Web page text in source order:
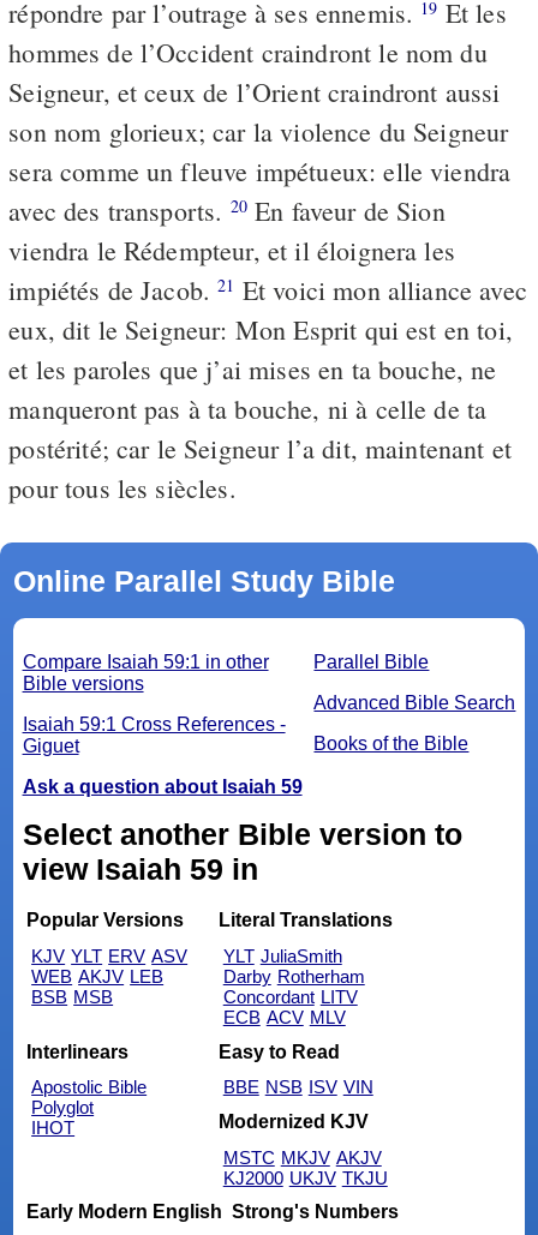
répondre par l’outrage à ses ennemis. 19 Et les
hommes de l’Occident craindront le nom du
Seigneur, et ceux de l’Orient craindront aussi
son nom glorieux; car la violence du Seigneur
sera comme un fleuve impétueux: elle viendra
avec des transports. 20En faveur de Sion
viendra le Rédempteur, et il éloignera les
impiétés de Jacob.21 Et voici mon alliance avec
eux, dit le Seigneur: Mon Esprit qui est en toi,
et les paroles que j’ai mises en ta bouche, ne
manqueront pas à ta bouche, ni à celle de ta
postérité; car le Seigneur l’a dit, maintenant et
pour tous les siècles.
Online Parallel Study Bible
Parallel Bible
Advanced Bible Search
Books of the Bible
Compare Isaiah 59:1 in other
Bible versions
Isaiah 59:1 Cross References -
Giguet
Ask a question about Isaiah 59
Select another Bible version to
view Isaiah 59 in
Popular Versions
KJV YLT ERV ASV
WEB AKJV LEB
BSB MSB
Literal Translations
YLT JuliaSmith
Darby Rotherham
Concordant LITV
ECB ACV MLV
Interlinears
Apostolic Bible
Polyglot
IHOT
Easy to Read
BBE NSB ISV VIN
Modernized KJV
MSTC MKJV AKJV
KJ2000 UKJV TKJU
Early Modern English Strong's Numbers